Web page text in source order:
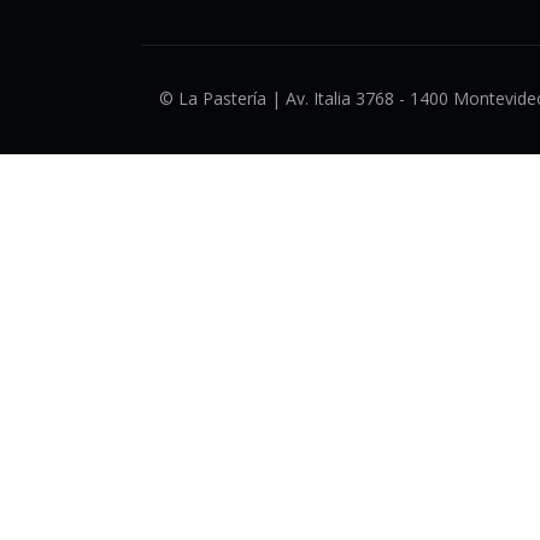
© La Pastería | Av. Italia 3768 - 1400